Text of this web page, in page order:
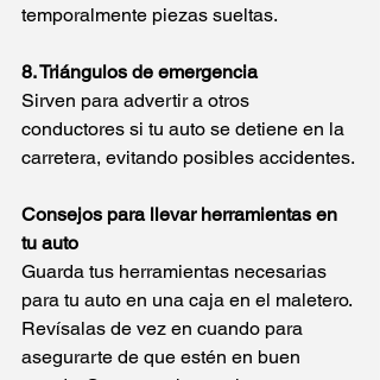
temporalmente piezas sueltas.
8. Triángulos de emergencia
Sirven para advertir a otros
conductores si tu auto se detiene en la
carretera, evitando posibles accidentes.
Consejos para llevar herramientas en
tu auto
Guarda tus herramientas necesarias
para tu auto en una caja en el maletero.
Revísalas de vez en cuando para
asegurarte de que estén en buen